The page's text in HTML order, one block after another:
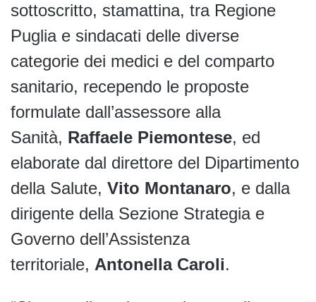
sottoscritto, stamattina, tra Regione
Puglia e sindacati delle diverse
categorie dei medici e del comparto
sanitario, recependo le proposte
formulate dall’assessore alla
Sanità, Raffaele Piemontese, ed
elaborate dal direttore del Dipartimento
della Salute, Vito Montanaro, e dalla
dirigente della Sezione Strategia e
Governo dell’Assistenza
territoriale, Antonella Caroli.